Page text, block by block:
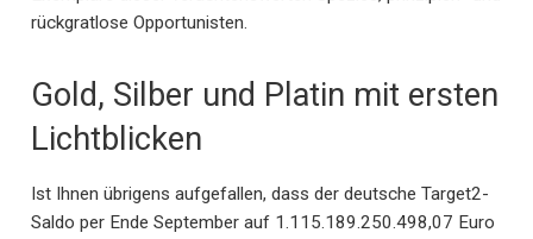
rückgratlose Opportunisten.
Gold, Silber und Platin mit ersten
Lichtblicken
Ist Ihnen übrigens aufgefallen, dass der deutsche Target2-
Saldo per Ende September auf 1.115.189.250.498,07 Euro